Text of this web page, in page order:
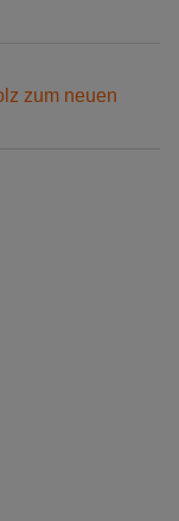
zum neuen